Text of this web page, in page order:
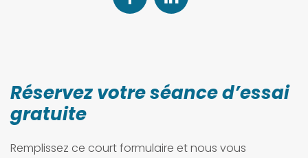
Réservez votre séance d’essai
gratuite
Remplissez ce court formulaire et nous vous